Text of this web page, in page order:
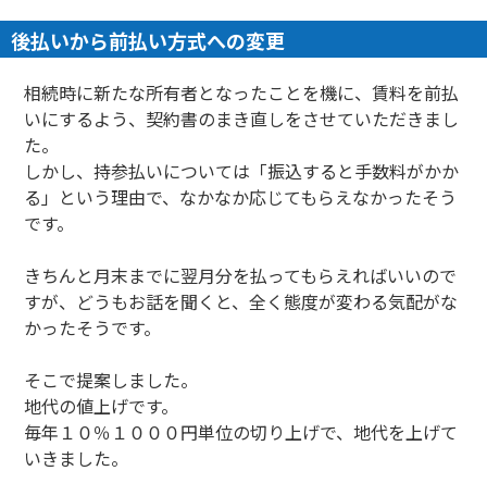
後払いから前払い方式への変更
相続時に新たな所有者となったことを機に、賃料を前払
いにするよう、契約書のまき直しをさせていただきまし
た。
しかし、持参払いについては「振込すると手数料がかか
る」という理由で、なかなか応じてもらえなかったそう
です。
きちんと月末までに翌月分を払ってもらえればいいので
すが、どうもお話を聞くと、全く態度が変わる気配がな
かったそうです。
そこで提案しました。
地代の値上げです。
毎年１０％１０００円単位の切り上げで、地代を上げて
いきました。